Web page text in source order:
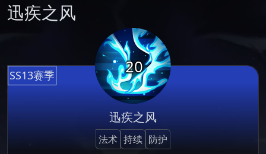
迅疾之风
SS13赛季 20
迅疾之风
法术 持续 防护